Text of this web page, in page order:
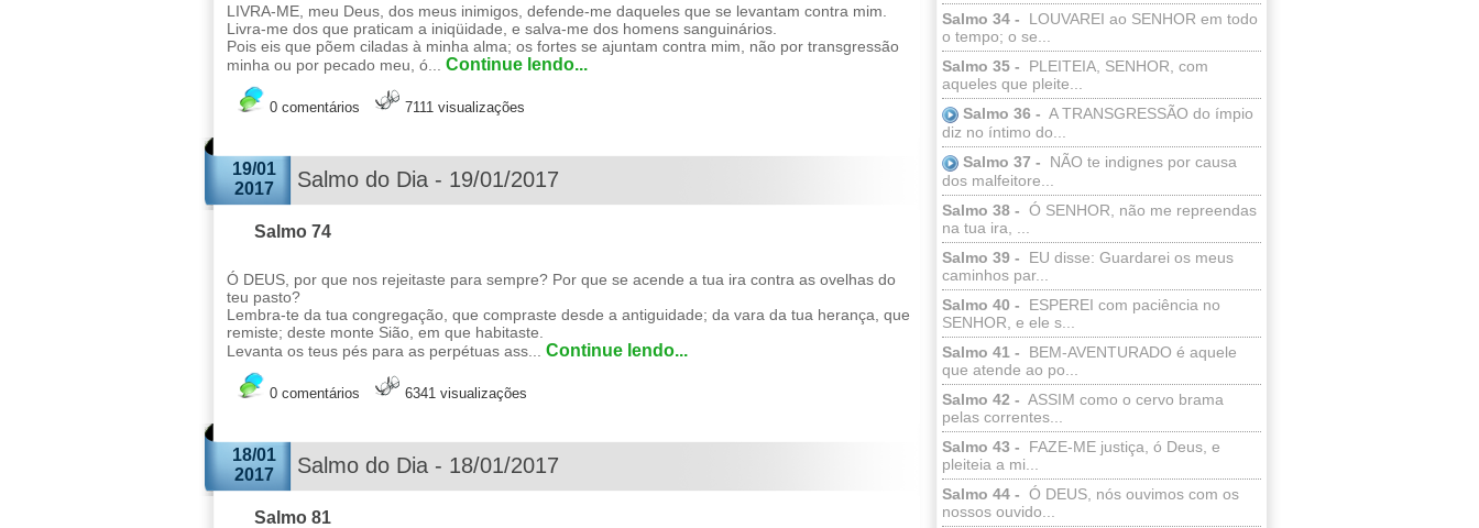
Salmo 34 -
LOUVAREI ao SENHOR em todo
o tempo; o se...
Salmo 35 -
PLEITEIA, SENHOR, com
aqueles que pleite...
Salmo 36 - A TRANSGRESSÃO do ímpio
diz no íntimo do...
Salmo 37 -
NÃO te indignes por causa
dos malfeitore...
Salmo 38 - Ó SENHOR, não me repreendas
na tua ira, ...
Salmo 39 -
EU disse: Guardarei os meus
caminhos par...
Salmo 40 -
ESPEREI com paciência no
SENHOR, e ele s...
Salmo 41 -
BEM-AVENTURADO é aquele
que atende ao po...
Salmo 42 - ASSIM como o cervo brama
pelas correntes...
Salmo 43 -
FAZE-ME justiça, ó Deus, e
pleiteia a mi...
Salmo 44 - Ó DEUS, nós ouvimos com os
nossos ouvido...
LIVRA-ME, meu Deus, dos meus inimigos, defende-me daqueles que se levantam contra mim.
Livra-me dos que praticam a iniqüidade, e salva-me dos homens sanguinários.
Pois eis que põem ciladas à minha alma; os fortes se ajuntam contra mim, não por transgressão
minha ou por pecado meu, ó... Continue lendo...
0 comentários 7111 visualizações
19/01
2017
Salmo do Dia - 19/01/2017
Salmo 74
Ó DEUS, por que nos rejeitaste para sempre? Por que se acende a tua ira contra as ovelhas do
teu pasto?
Lembra-te da tua congregação, que compraste desde a antiguidade; da vara da tua herança, que
remiste; deste monte Sião, em que habitaste.
Levanta os teus pés para as perpétuas ass... Continue lendo...
0 comentários 6341 visualizações
18/01
2017
Salmo do Dia - 18/01/2017
Salmo 81